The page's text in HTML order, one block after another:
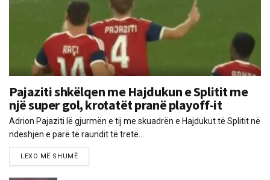
Pajaziti shkëlqen me Hajdukun e Splitit me
një super gol, krotatët pranë playoff-it
Adrion Pajaziti lë gjurmën e tij me skuadrën e Hajdukut të Splitit në
ndeshjen e parë të raundit të tretë...
LEXO MË SHUMË